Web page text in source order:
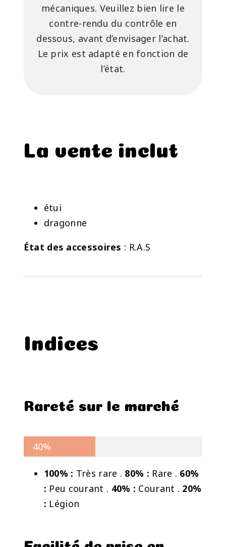
mécaniques. Veuillez bien lire le
contre-rendu du contrôle en
dessous, avant d’envisager l’achat.
Le prix est adapté en fonction de
l’état.
La vente inclut
étui
dragonne
État des accessoires : R.A.S
Indices
Rareté sur le marché
40%
100% : Très rare . 80% : Rare . 60%
: Peu courant . 40% : Courant . 20%
: Légion
Facilité de prise en